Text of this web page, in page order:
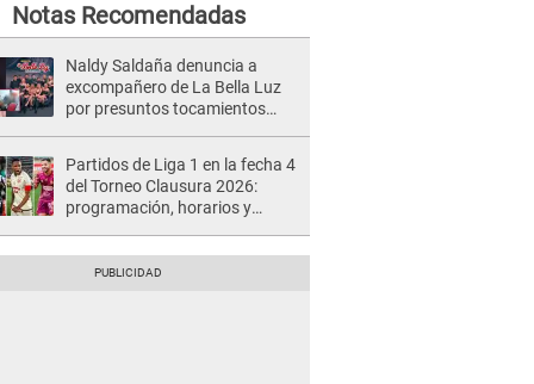
Notas Recomendadas
Naldy Saldaña denuncia a
excompañero de La Bella Luz
por presuntos tocamientos
Partidos de Liga 1 en la fecha 4
del Torneo Clausura 2026:
programación, horarios y